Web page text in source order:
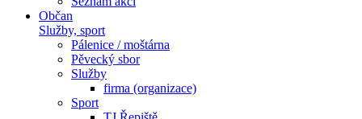
Občan
Služby, sport
Pálenice / moštárna
Pěvecký sbor
Služby
firma (organizace)
Sport